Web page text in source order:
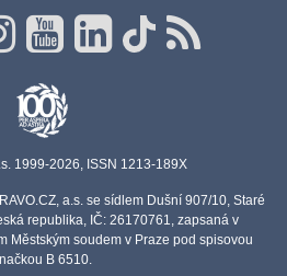
1999-2026, ISSN 1213-189X
a.s. se sídlem Dušní 907/10, Staré
republika, IČ: 26170761, zapsaná v
Městským soudem v Praze pod spisovou
B 6510.